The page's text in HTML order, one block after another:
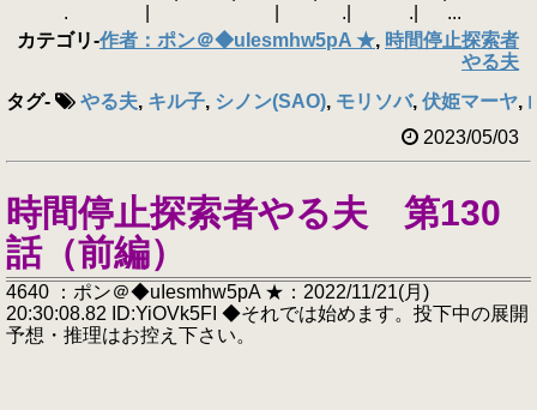
. | | .| .| ...
カテゴリ-作者：ポン＠◆uIesmhw5pA ★, 時間停止探索者
やる夫
タグ- やる夫, キル子, シノン(SAO), モリソバ, 伏姫マーヤ,
2023/05/03
時間停止探索者やる夫 第130
話（前編）
4640 ：ポン＠◆uIesmhw5pA ★：2022/11/21(月)
20:30:08.82 ID:YiOVk5FI ◆それでは始めます。投下中の展開
予想・推理はお控え下さい。